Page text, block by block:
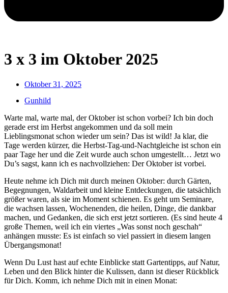
3 x 3 im Oktober 2025
Oktober 31, 2025
Gunhild
Warte mal, warte mal, der Oktober ist schon vorbei? Ich bin doch
gerade erst im Herbst angekommen und da soll mein
Lieblingsmonat schon wieder um sein? Das ist wild! Ja klar, die
Tage werden kürzer, die Herbst-Tag-und-Nachtgleiche ist schon ein
paar Tage her und die Zeit wurde auch schon umgestellt… Jetzt wo
Du’s sagst, kann ich es nachvollziehen: Der Oktober ist vorbei.
Heute nehme ich Dich mit durch meinen Oktober: durch Gärten,
Begegnungen, Waldarbeit und kleine Entdeckungen, die tatsächlich
größer waren, als sie im Moment schienen. Es geht um Seminare,
die wachsen lassen, Wochenenden, die heilen, Dinge, die dankbar
machen, und Gedanken, die sich erst jetzt sortieren. (Es sind heute 4
große Themen, weil ich ein viertes „Was sonst noch geschah“
anhängen musste: Es ist einfach so viel passiert in diesem langen
Übergangsmonat!
Wenn Du Lust hast auf echte Einblicke statt Gartentipps, auf Natur,
Leben und den Blick hinter die Kulissen, dann ist dieser Rückblick
für Dich. Komm, ich nehme Dich mit in einen Monat: